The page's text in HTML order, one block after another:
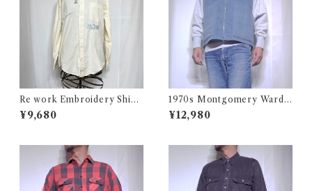
Re work Embroidery Shirt
/ リワーク ハンド刺繍入り シ
ャツ 古着
¥9,680
1970s Montgomery Ward
PUT TOGETHERS Nylon S
ki Vest / 70年代 モンゴメリー
¥12,980